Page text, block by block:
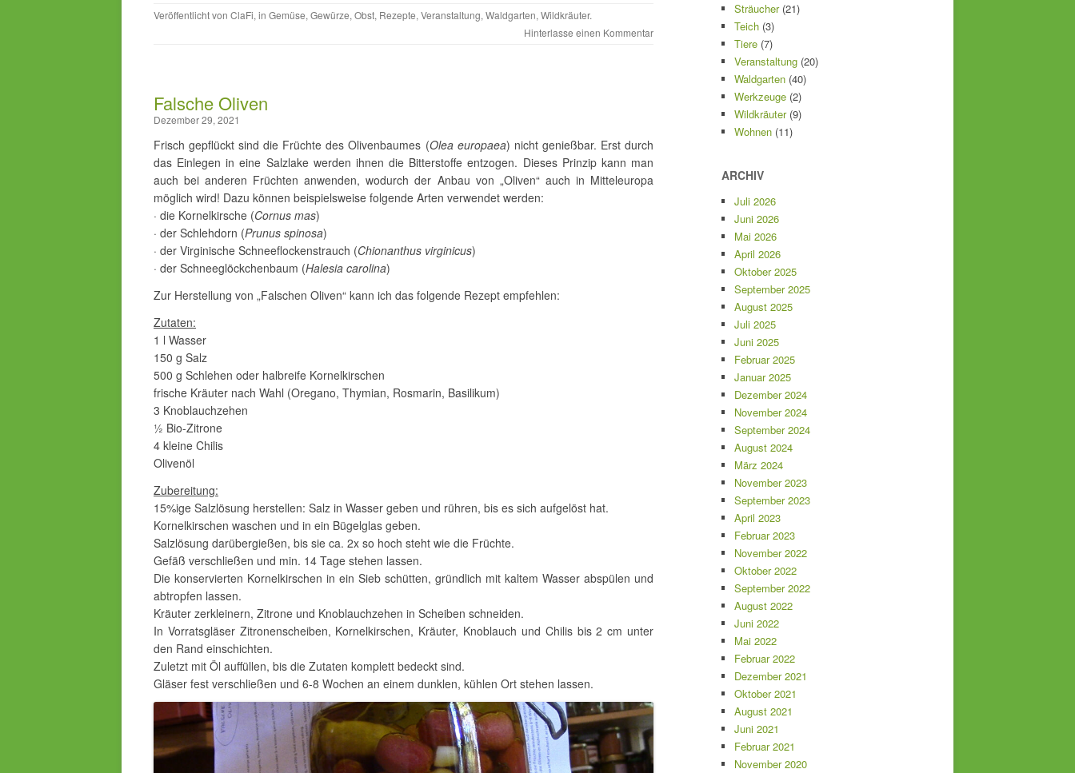
Veröffentlicht von ClaFi, in Gemüse, Gewürze, Obst, Rezepte, Veranstaltung, Waldgarten, Wildkräuter.
Hinterlasse einen Kommentar
Falsche Oliven
Dezember 29, 2021
Frisch gepflückt sind die Früchte des Olivenbaumes (Olea europaea) nicht genießbar. Erst durch
das Einlegen in eine Salzlake werden ihnen die Bitterstoffe entzogen. Dieses Prinzip kann man
auch bei anderen Früchten anwenden, wodurch der Anbau von „Oliven“ auch in Mitteleuropa
möglich wird! Dazu können beispielsweise folgende Arten verwendet werden:
· die Kornelkirsche (Cornus mas)
· der Schlehdorn (Prunus spinosa)
· der Virginische Schneeflockenstrauch (Chionanthus virginicus)
· der Schneeglöckchenbaum (Halesia carolina)
Zur Herstellung von „Falschen Oliven“ kann ich das folgende Rezept empfehlen:
Zutaten:
1 l Wasser
150 g Salz
500 g Schlehen oder halbreife Kornelkirschen
frische Kräuter nach Wahl (Oregano, Thymian, Rosmarin, Basilikum)
3 Knoblauchzehen
½ Bio-Zitrone
4 kleine Chilis
Olivenöl
Zubereitung:
15%ige Salzlösung herstellen: Salz in Wasser geben und rühren, bis es sich aufgelöst hat.
Kornelkirschen waschen und in ein Bügelglas geben.
Salzlösung darübergießen, bis sie ca. 2x so hoch steht wie die Früchte.
Gefäß verschließen und min. 14 Tage stehen lassen.
Die konservierten Kornelkirschen in ein Sieb schütten, gründlich mit kaltem Wasser abspülen und
abtropfen lassen.
Kräuter zerkleinern, Zitrone und Knoblauchzehen in Scheiben schneiden.
In Vorratsgläser Zitronenscheiben, Kornelkirschen, Kräuter, Knoblauch und Chilis bis 2 cm unter
den Rand einschichten.
Zuletzt mit Öl auffüllen, bis die Zutaten komplett bedeckt sind.
Gläser fest verschließen und 6-8 Wochen an einem dunklen, kühlen Ort stehen lassen.
Sträucher(21)
Teich (3)
Tiere (7)
Veranstaltung (20)
Waldgarten (40)
Werkzeuge (2)
Wildkräuter(9)
Wohnen (11)
ARCHIV
Juli 2026
Juni 2026
Mai 2026
April 2026
Oktober 2025
September 2025
August 2025
Juli 2025
Juni 2025
Februar 2025
Januar 2025
Dezember 2024
November 2024
September 2024
August 2024
März 2024
November 2023
September 2023
April 2023
Februar 2023
November 2022
Oktober 2022
September 2022
August 2022
Juni 2022
Mai 2022
Februar 2022
Dezember 2021
Oktober 2021
August 2021
Juni 2021
Februar 2021
November 2020